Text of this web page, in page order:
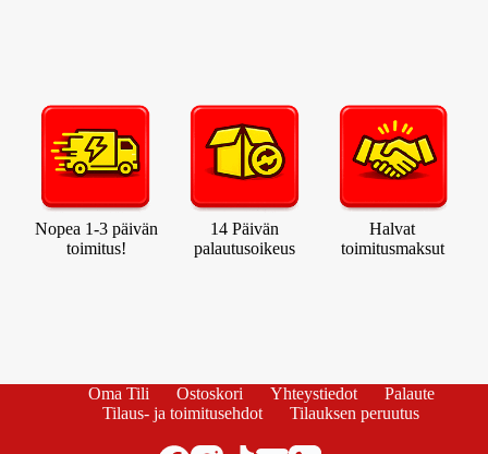
Nopea 1-3 päivän
toimitus!
14 Päivän
palautusoikeus
Halvat
toimitusmaksut
Oma Tili Ostoskori Yhteystiedot
Palaute
Tilaus- ja toimitusehdot
Tilauksen peruutus